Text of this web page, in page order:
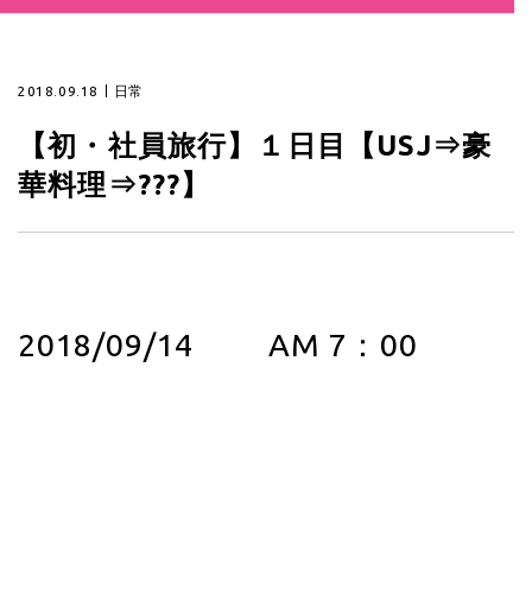
2018.09.18 日常
【初・社員旅行】１日目【USJ⇒豪
華料理⇒???】
2018/09/14 AM 7：00